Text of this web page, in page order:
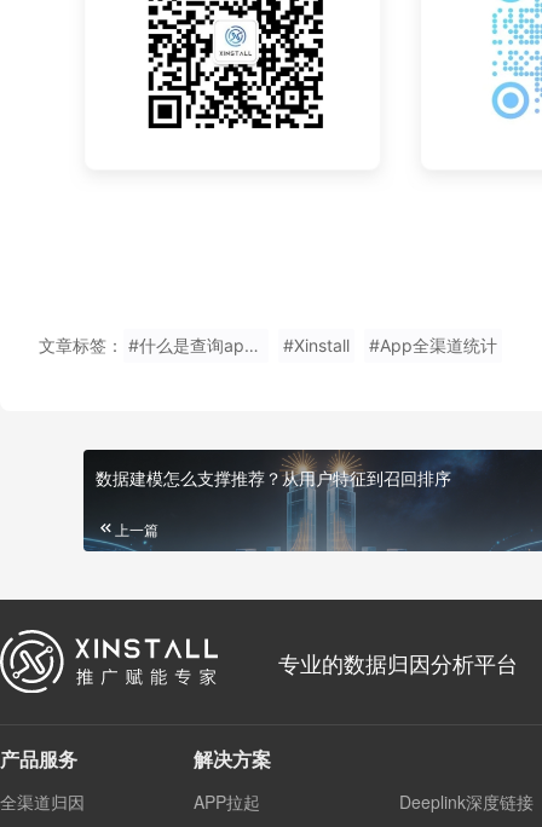
文章标签： #什么是查询app下载量试用 #Xinstall #App全渠道统计
数据建模怎么支撑推荐？从用户特征到召回排序
上一篇
专业的数据归因分析平台
产品服务
全渠道归因
解决方案
APP拉起
Deeplink深度链接